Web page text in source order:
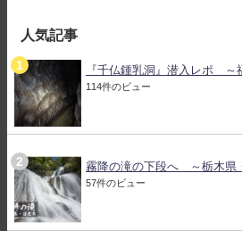
人気記事
『千仏鍾乳洞』潜入レポ ～
114件のビュー
霧降の滝の下段へ ～栃木県
57件のビュー